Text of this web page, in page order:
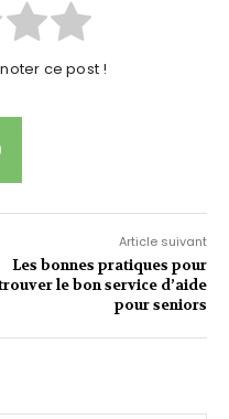
ce post !
Article suivant
Les bonnes pratiques pour
le bon service d’aide
pour seniors